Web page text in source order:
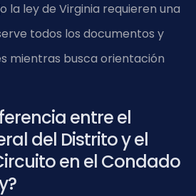
la ley de Virginia requieren una
todos los documentos y
mientras busca orientación
entre el
del Distrito y el
en el Condado